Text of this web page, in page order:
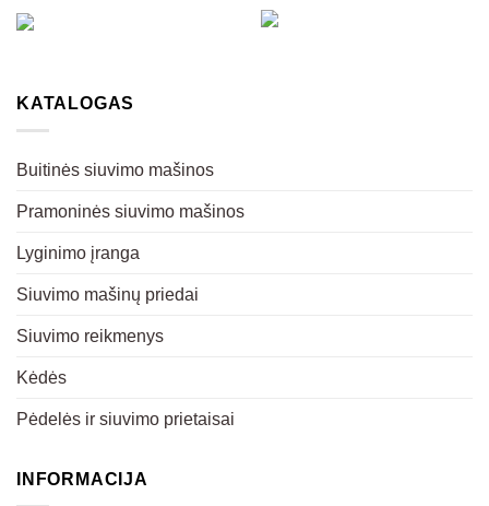
KATALOGAS
Buitinės siuvimo mašinos
Pramoninės siuvimo mašinos
Lyginimo įranga
Siuvimo mašinų priedai
Siuvimo reikmenys
Kėdės
Pėdelės ir siuvimo prietaisai
INFORMACIJA